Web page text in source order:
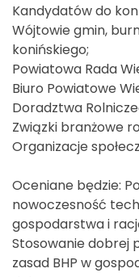
Kandydatów do
Wójtowie gmin,
konińskiego;
Powiatowa Rada
Biuro Powiatowe
Doradztwa
Związki branżowe
Organizacje
Oceniane będzie:
nowoczesność
gospodarstwa i
Stosowanie dobrej
zasad BHP w